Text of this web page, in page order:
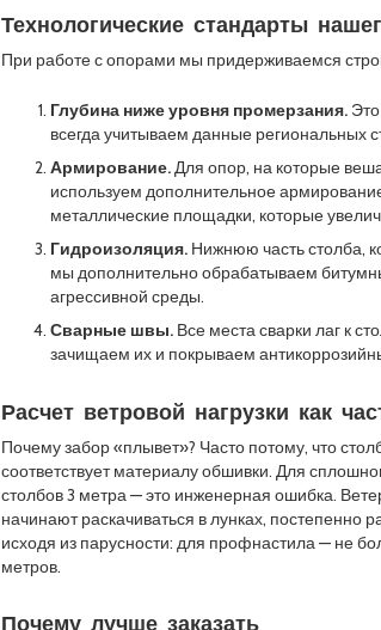
Технологические стандарты
При работе с опорами мы придерживаемся
Глубина ниже уровня промерзания.Это
всегда учитываем данные региональных
Армирование.Для опор, на которые
используем дополнительное
металлические площадки, которые
Гидроизоляция.Нижнюю часть столба,
мы дополнительно обрабатываем
агрессивной среды.
Сварные швы.Все места сварки лаг к
зачищаем их и покрываем
Расчет ветровой нагрузки как
Почему забор «плывет»? Часто потому, что
соответствует материалу обшивки. Для
столбов 3 метра — это инженерная ошибка.
начинают раскачиваться в лунках,
исходя из парусности: для профнастила — не
метров.